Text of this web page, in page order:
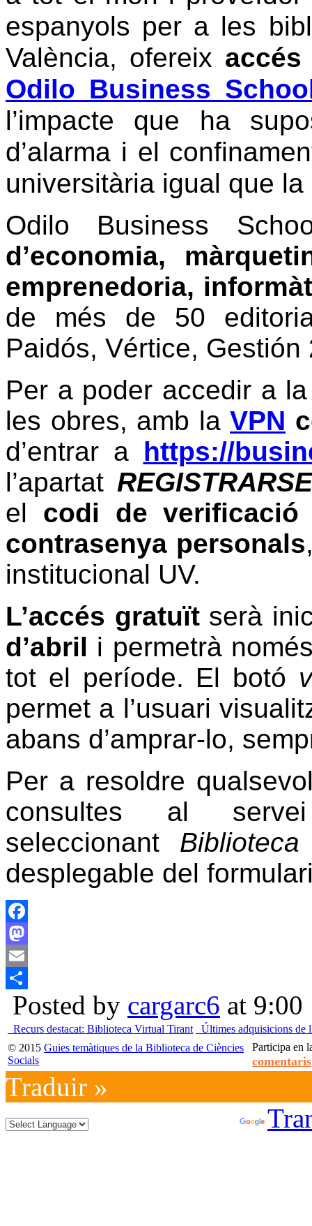
espanyols per a les
València, ofereix
Odilo Business
l’impacte que ha
d’alarma i el
universitària igual que
Odilo Business
d’economia,
emprenedoria,
de més de 50
Paidós, Vértice,
Per a poder accedir a
les obres, amb la VPN
d’entrar a https://
l’apartat
el codi de
contrasenya personals
institucional UV.
L’accés gratuïtserà
d’abril i permetrà
tot el període. El botó
permet a l’usuari
abans d’amprar-lo,
Per a resoldre
consultes al
seleccionant
desplegable del
Facebook
Mastodon
Email
Compartir
Posted by cargarc6 at 9:00
Recurs destacat: Biblioteca Virtual Tirant
Últimes adquisicions de
© 2015 Guies temàtiques de la Biblioteca de Ciències
Socials
Participa en
comentaris
Traduir »